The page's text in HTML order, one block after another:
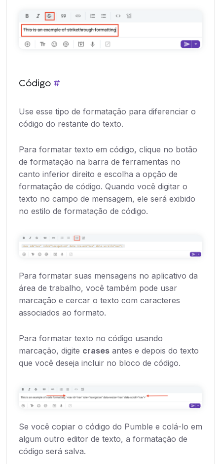
Código #
Use esse tipo de formatação para diferenciar o
código do restante do texto.
Para formatar texto em código, clique no botão
de formatação na barra de ferramentas no
canto inferior direito e escolha a opção de
formatação de código. Quando você digitar o
texto no campo de mensagem, ele será exibido
no estilo de formatação de código.
Para formatar suas mensagens no aplicativo da
área de trabalho, você também pode usar
marcação e cercar o texto com caracteres
associados ao formato.
Para formatar texto no código usando
marcação, digite crases antes e depois do texto
que você deseja incluir no bloco de código.
Se você copiar o código do Pumble e colá-lo em
algum outro editor de texto, a formatação de
código será salva.